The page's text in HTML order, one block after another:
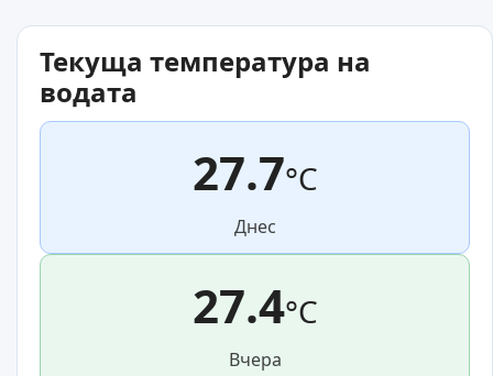
Текуща температура на
водата
27.7°C
Днес
27.4°C
Вчера